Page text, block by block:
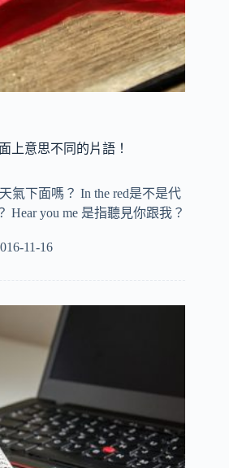
上意思不同的片語！
氣下面嗎？ In the red是不是代
Hear you me 是指聽見你跟我？
11-16